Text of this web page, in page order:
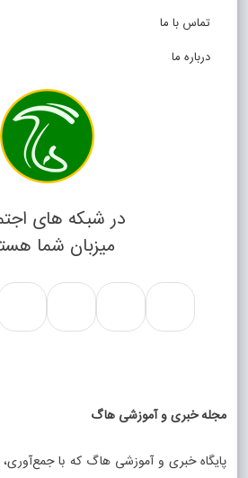
تماس با ما
درباره ما
در شبکه های
میزبان شما
مجله خبری و آموزشی هاگ
پایگاه خبری و آموزشی هاگ که با جمع‌آوری،